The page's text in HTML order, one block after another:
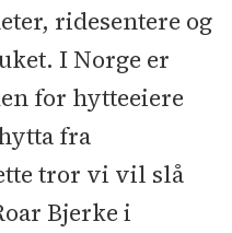
ridesentere og
I Norge er
for hytteeiere
fra
tror vi vil slå
Bjerke i